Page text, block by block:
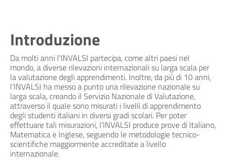
Introduzione
Da molti anni l’INVALSI partecipa, come altri paesi nel
mondo, a diverse rilevazioni internazionali su larga scala per
la valutazione degli apprendimenti. Inoltre, da più di 10 anni,
l’INVALSI ha messo a punto una rilevazione nazionale su
larga scala, creando il Servizio Nazionale di Valutazione,
attraverso il quale sono misurati i livelli di apprendimento
degli studenti italiani in diversi gradi scolari. Per poter
effettuare tali misurazioni, l’INVALSI produce prove di Italiano,
Matematica e Inglese, seguendo le metodologie tecnico-
scientifiche maggiormente accreditate a livello
internazionale.